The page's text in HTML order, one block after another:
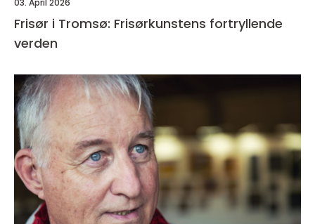
03. April 2026
Frisør i Tromsø: Frisørkunstens fortryllende
verden